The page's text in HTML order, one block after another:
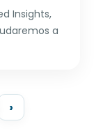
Insights,
a